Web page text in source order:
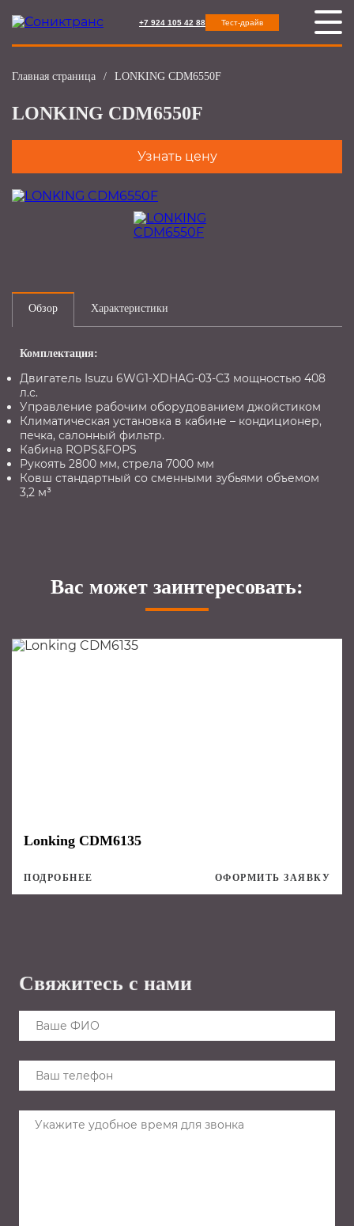
+7 924 105 42 88 Тест-драйв
Главная страница / LONKING CDM6550F
LONKING CDM6550F
Узнать цену
Обзор
Комплектация:
Двигатель Isuzu 6WG1-XDHAG-03-C3 мощностью 408
л.с.
Управление рабочим оборудованием джойстиком
Климатическая установка в кабине – кондиционер,
печка, салонный фильтр.
Кабина ROPS&FOPS
Рукоять 2800 мм, стрела 7000 мм
Ковш стандартный со сменными зубьями объемом
3,2 м³
Характеристики
Вас может заинтересовать:
Lonking CDM6135
ПОДРОБНЕЕ ОФОРМИТЬ ЗАЯВКУ
Свяжитесь с нами